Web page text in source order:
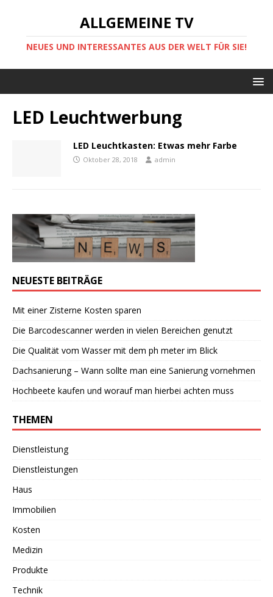
ALLGEMEINE TV
NEUES UND INTERESSANTES AUS DER WELT FÜR SIE!
LED Leuchtwerbung
LED Leuchtkasten: Etwas mehr Farbe
Oktober 28, 2018 admin
NEUESTE BEITRÄGE
Mit einer Zisterne Kosten sparen
Die Barcodescanner werden in vielen Bereichen genutzt
Die Qualität vom Wasser mit dem ph meter im Blick
Dachsanierung – Wann sollte man eine Sanierung vornehmen
Hochbeete kaufen und worauf man hierbei achten muss
THEMEN
Dienstleistung
Dienstleistungen
Haus
Immobilien
Kosten
Medizin
Produkte
Technik